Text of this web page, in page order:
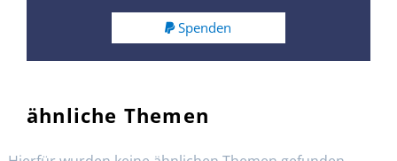
Spenden
ähnliche Themen